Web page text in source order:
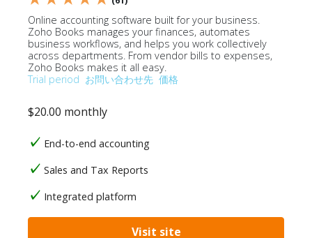
Online accounting software built for your business.
Zoho Books manages your finances, automates
business workflows, and helps you work collectively
across departments. From vendor bills to expenses,
Zoho Books makes it all easy.
Trial period お問い合わせ先 価格
$20.00 monthly
End-to-end accounting
Sales and Tax Reports
Integrated platform
Visit site